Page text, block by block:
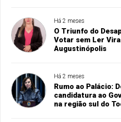
Há 2 meses
O Triunfo do
Votar sem Ler
Augustinópolis
Há 2 meses
Rumo ao Palácio:
candidatura ao
na região sul do